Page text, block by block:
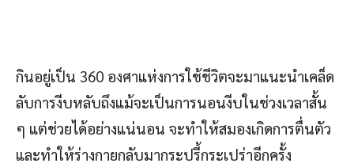
กินอยู่เป็น 360 องศาแห่งการใช้ชีวิตจะมาแนะนำเคล็ด
ลับการงีบหลับถึงแม้จะเป็นการนอนงีบในช่วงเวลาสั้น
ๆ แต่ช่วยได้อย่างแน่นอน จะทำให้สมองเกิดการตื่นตัว
และทำให้ร่างกายกลับมากระปรี้กระเปร่าอีกครั้ง